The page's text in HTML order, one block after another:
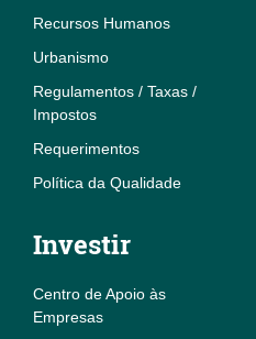
Recursos Humanos
Urbanismo
Regulamentos / Taxas /
Impostos
Requerimentos
Política da Qualidade
Investir
Centro de Apoio às
Empresas